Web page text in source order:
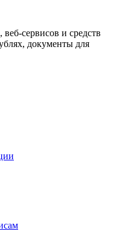
сервисов и средств
документы для